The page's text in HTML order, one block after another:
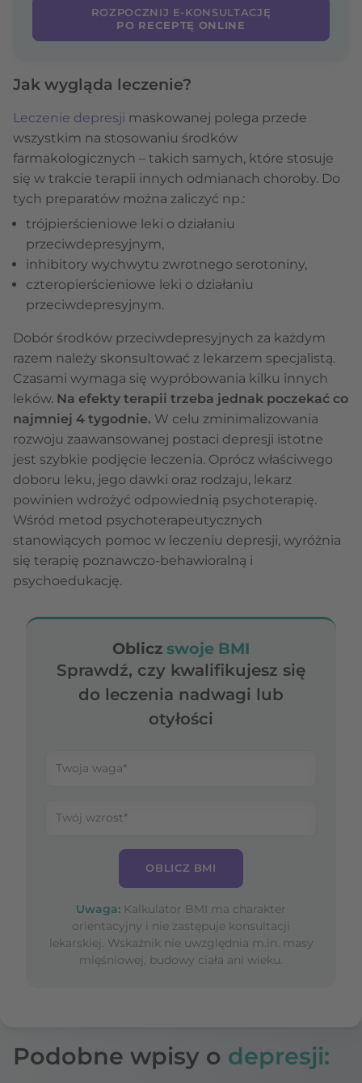
ROZPOCZNIJ E-KONSULTACJĘ
PO RECEPTĘ ONLINE
Jak wygląda leczenie?
Leczenie depresji maskowanej polega przede
wszystkim na stosowaniu środków
farmakologicznych – takich samych, które stosuje
się w trakcie terapii innych odmianach choroby. Do
tych preparatów można zaliczyć np.:
trójpierścieniowe leki o działaniu
przeciwdepresyjnym,
inhibitory wychwytu zwrotnego serotoniny,
czteropierścieniowe leki o działaniu
przeciwdepresyjnym.
Dobór środków przeciwdepresyjnych za każdym
razem należy skonsultować z lekarzem specjalistą.
Czasami wymaga się wypróbowania kilku innych
leków. Na efekty terapii trzeba jednak poczekać co
najmniej 4 tygodnie. W celu zminimalizowania
rozwoju zaawansowanej postaci depresji istotne
jest szybkie podjęcie leczenia. Oprócz właściwego
doboru leku, jego dawki oraz rodzaju, lekarz
powinien wdrożyć odpowiednią psychoterapię.
Wśród metod psychoterapeutycznych
stanowiących pomoc w leczeniu depresji, wyróżnia
się terapię poznawczo-behawioralną i
psychoedukację.
Oblicz swoje BMI
Sprawdź, czy kwalifikujesz się
do leczenia nadwagi lub
otyłości
OBLICZ BMI
Uwaga: Kalkulator BMI ma charakter
orientacyjny i nie zastępuje konsultacji
lekarskiej. Wskaźnik nie uwzględnia m.in. masy
mięśniowej, budowy ciała ani wieku.
Podobne wpisy o depresji: